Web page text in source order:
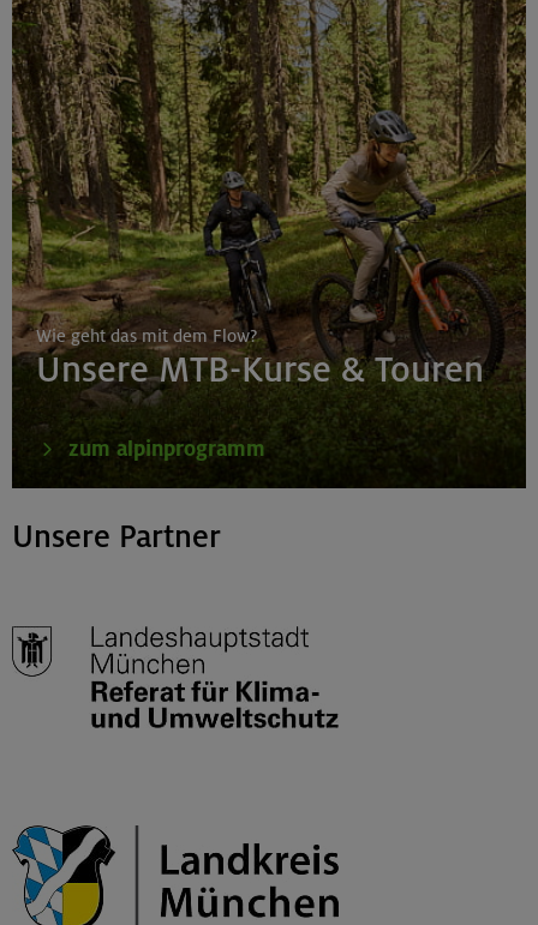
Wie geht das mit dem Flow?
Unsere MTB-Kurse & Touren
zum alpinprogramm
Unsere Partner